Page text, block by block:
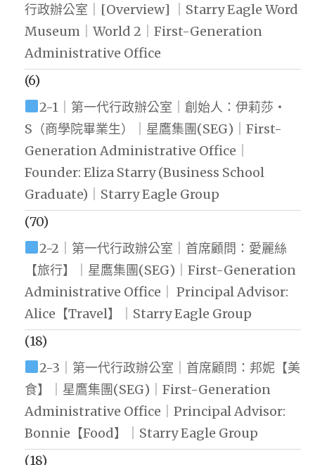
行政辦公室｜[Overview] ｜Starry Eagle Word
Museum｜World 2｜First-Generation
Administrative Office
(6)
2-1｜第一代行政辦公室｜創始人：伊莉莎・
S（商學院畢業生）｜星鷹集團(SEG)｜First-
Generation Administrative Office｜
Founder: Eliza Starry (Business School
Graduate)｜Starry Eagle Group
(70)
2-2｜第一代行政辦公室｜首席顧問：愛麗絲
【旅行】｜星鷹集團(SEG)｜First-Generation
Administrative Office｜ Principal Advisor:
Alice【Travel】｜Starry Eagle Group
(18)
2-3｜第一代行政辦公室｜首席顧問：邦妮【美
食】｜星鷹集團(SEG)｜First-Generation
Administrative Office｜Principal Advisor:
Bonnie【Food】｜Starry Eagle Group
(18)